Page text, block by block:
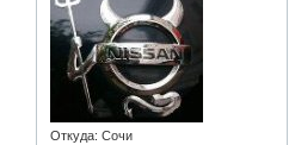
Откуда: Сочи